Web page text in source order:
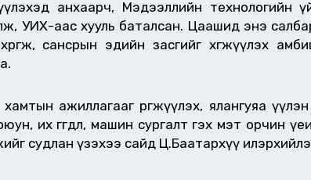
анхаарч, Мэдээллийн технологийн
УИХ-аас хууль баталсан. Цаашид энэ
сансрын эдийн засгийг хөгжүүлэх
ажиллагааг өргөжүүлэх, ялангуяа
их өгөгдөл, машин сургалт гэх мэт орчин
судлан үзэхээ сайд Ц.Баатархүү